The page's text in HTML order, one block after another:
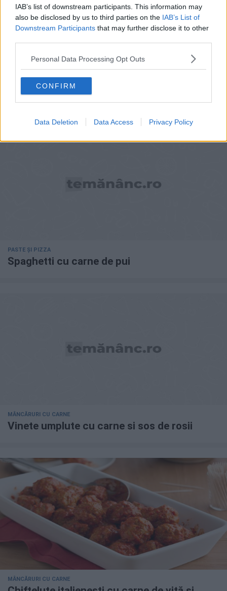
IAB’s list of downstream participants. This information may
also be disclosed by us to third parties on the IAB’s List of
Downstream Participants that may further disclose it to other
Personal Data Processing Opt Outs
CONFIRM
Data Deletion Data Access Privacy Policy
MÂNCĂRURI
Paste cu carne tocata
PASTE ȘI PIZZA
Spaghetti cu carne de pui
MÂNCĂRURI CU CARNE
Vinete umplute cu carne si sos de rosii
MÂNCĂRURI CU CARNE